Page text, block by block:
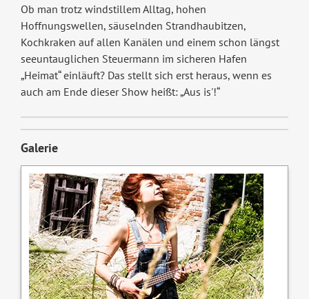
Ob man trotz windstillem Alltag, hohen
Hoffnungswellen, säuselnden Strandhaubitzen,
Kochkraken auf allen Kanälen und einem schon längst
seeuntauglichen Steuermann im sicheren Hafen
„Heimat“ einläuft? Das stellt sich erst heraus, wenn es
auch am Ende dieser Show heißt: „Aus is'!“
Galerie